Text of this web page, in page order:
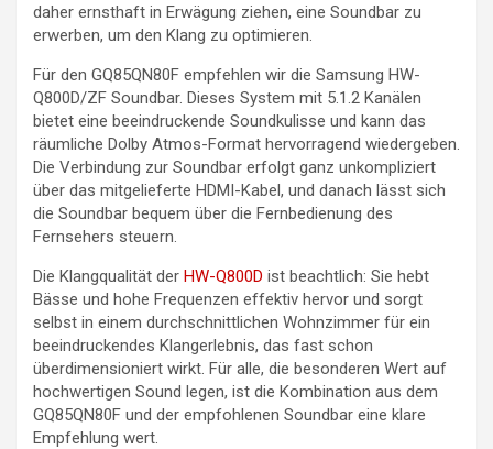
daher ernsthaft in Erwägung ziehen, eine Soundbar zu
erwerben, um den Klang zu optimieren.
Für den GQ85QN80F empfehlen wir die Samsung HW-
Q800D/ZF Soundbar. Dieses System mit 5.1.2 Kanälen
bietet eine beeindruckende Soundkulisse und kann das
räumliche Dolby Atmos-Format hervorragend wiedergeben.
Die Verbindung zur Soundbar erfolgt ganz unkompliziert
über das mitgelieferte HDMI-Kabel, und danach lässt sich
die Soundbar bequem über die Fernbedienung des
Fernsehers steuern.
Die Klangqualität der HW-Q800D ist beachtlich: Sie hebt
Bässe und hohe Frequenzen effektiv hervor und sorgt
selbst in einem durchschnittlichen Wohnzimmer für ein
beeindruckendes Klangerlebnis, das fast schon
überdimensioniert wirkt. Für alle, die besonderen Wert auf
hochwertigen Sound legen, ist die Kombination aus dem
GQ85QN80F und der empfohlenen Soundbar eine klare
Empfehlung wert.